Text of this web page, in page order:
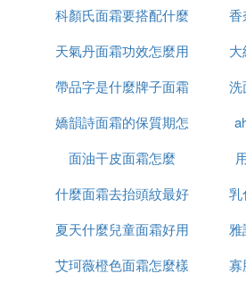
如果你以為長那麼多痘痘是因為
的症狀，或是因為壓力而發的成
醫生，而不能一味的猛擦治痘產
清潔，這些都會更加刺激皮膚。
3、不要把洗面乳直接抹在臉上
沒搓起泡沫的洗面乳會緊緊地貼
脂膜。正確的方法是先加清水搓
的洗潔劑才能發揮清潔效果，而
乳狀溫和。洗臉時要先洗T字部
用溫水洗掉。
麼回事啊
科顏氏面霜要搭配什麼
用
香
天氣丹面霜功效怎麼用
帶品字是什麼牌子面霜
洗
嬌韻詩面霜的保質期怎
麼看
面油干皮面霜怎麼
什麼面霜去抬頭紋最好
乳
夏天什麼兒童面霜好用
艾珂薇橙色面霜怎麼樣